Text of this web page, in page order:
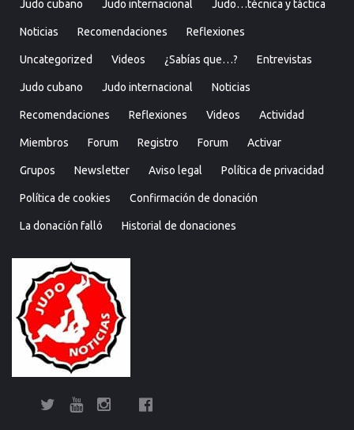
Judo cubano Judo internacional Judo…técnica y táctica
Noticias Recomendaciones Reflexiones
Uncategorized Videos ¿Sabías que…? Entrevistas
Judo cubano Judo internacional Noticias
Recomendaciones Reflexiones Videos Actividad
Miembros Forum Registro Forum Activar
Grupos Newsletter Aviso legal Política de privacidad
Política de cookies Confirmación de donación
La donación falló Historial de donaciones
Enciclopedia
TwitterYouTubeInstagramEntrevistas
Facebook